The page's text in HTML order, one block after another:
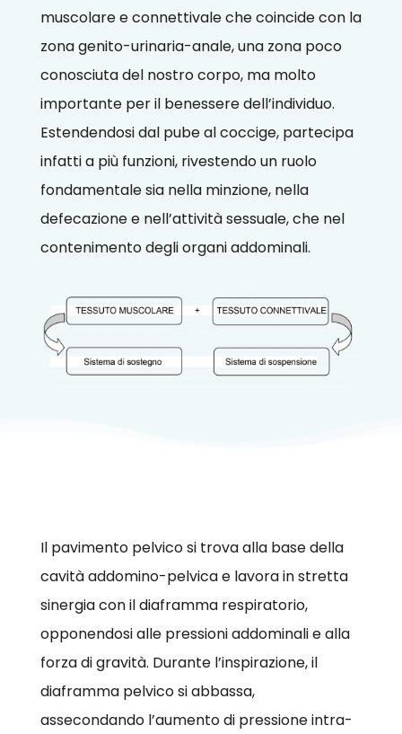
muscolare e connettivale che coincide con la
zona genito-urinaria-anale, una zona poco
conosciuta del nostro corpo, ma molto
importante per il benessere dell’individuo.
Estendendosi dal pube al coccige, partecipa
infatti a più funzioni, rivestendo un ruolo
fondamentale sia nella minzione, nella
defecazione e nell’attività sessuale, che nel
contenimento degli organi addominali.
Il pavimento pelvico si trova alla base della
cavità addomino-pelvica e lavora in stretta
sinergia con il diaframma respiratorio,
opponendosi alle pressioni addominali e alla
forza di gravità. Durante l’inspirazione, il
diaframma pelvico si abbassa,
assecondando l’aumento di pressione intra-